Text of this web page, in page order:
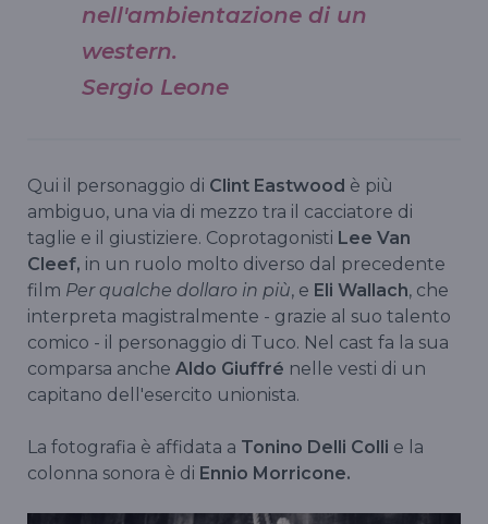
nell'ambientazione di un
western.
Sergio Leone
Qui il personaggio di Clint Eastwood è più
ambiguo, una via di mezzo tra il cacciatore di
taglie e il giustiziere. Coprotagonisti Lee Van
Cleef, in un ruolo molto diverso dal precedente
film Per qualche dollaro in più, e Eli Wallach, che
interpreta magistralmente - grazie al suo talento
comico - il personaggio di Tuco. Nel cast fa la sua
comparsa anche Aldo Giuffré nelle vesti di un
capitano dell'esercito unionista.
La fotografia è affidata a Tonino Delli Colli e la
colonna sonora è di Ennio Morricone.